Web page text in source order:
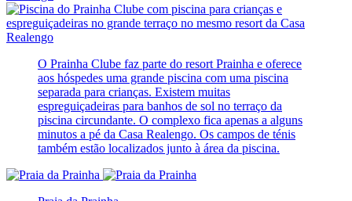
O Prainha Clube faz parte do resort Prainha e oferece
aos hóspedes uma grande piscina com uma piscina
separada para crianças. Existem muitas
espreguiçadeiras para banhos de sol no terraço da
piscina circundante. O complexo fica apenas a alguns
minutos a pé da Casa Realengo. Os campos de ténis
também estão localizados junto à área da piscina.